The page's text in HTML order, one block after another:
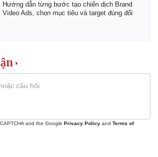
Hướng dẫn từng bước tạo chiến dịch Brand
Video Ads, chọn mục tiêu và target đúng đối
and the Google Privacy Policy and Terms of